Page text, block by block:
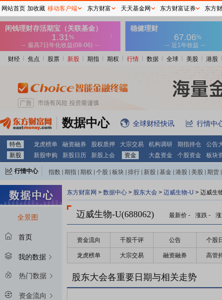
财经 焦点 股票 新股 期指 期权 行情 数据 全球 美股 港股
数据中心 全球财经快讯 行情中
特色 龙虎榜单 融资融券 股权质押 大宗交易 机构调研 期指持仓
公告
新股
新股申购 新股日历 新股上会 资金 大盘资金 个股资金 板块
行情中心 指数 期指 期权 个股 板块 排行 新股 基金 港股 美股 期货
全景图
首页
我的数据
热门数据
资金流向
东方财富网 > 数据中心 > 股东大会 > 迈威生物-U > 迈威生
迈威生物-U(688062) 最新价 - 涨跌 -
资金流向 千股千评 公告 个股
龙虎榜单 大宗交易 融资融券 高管
股东大会各重要日期与相关走势
网站首页 加收藏 移动客户端 东方财富 天天基金网 东方财富证券 东方